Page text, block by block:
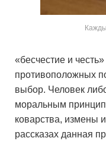
«бесчестие и
противоположных
выбор. Человек
моральным
коварства, измены
рассказах данная